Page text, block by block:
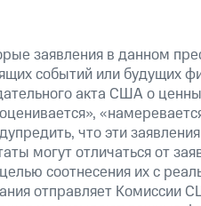
заявления в данном
событий или будущих
акта США о
что эти
могут отличаться от
соотнесения их с
отправляет Комиссии